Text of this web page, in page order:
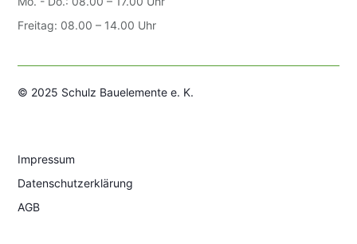
Freitag: 08.00 – 14.00 Uhr
© 2025 Schulz Bauelemente e. K.
Impressum
Datenschutzerklärung
AGB